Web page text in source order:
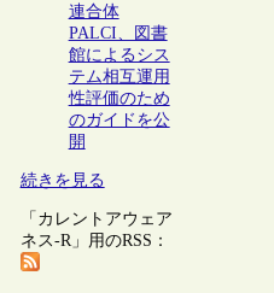
連合体
PALCI、図書
館によるシス
テム相互運用
性評価のため
のガイドを公
開
続きを見る
「カレントアウェア
ネス-R」用のRSS：